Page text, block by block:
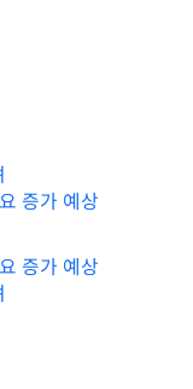
증가 예상
증가 예상